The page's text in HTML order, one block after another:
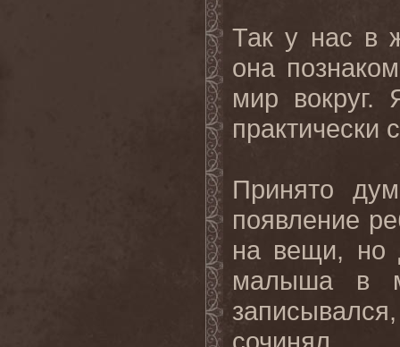
Так у нас в
она
мир вокруг.
практически
Принято
появление
на вещи, но
малыша в